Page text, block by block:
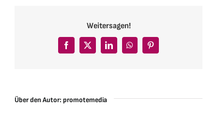
Weitersagen!
Facebook
X LinkedInWhatsAppPinterest
Über den Autor: promotemedia